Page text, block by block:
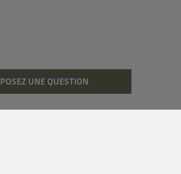
POSEZ UNE QUESTION